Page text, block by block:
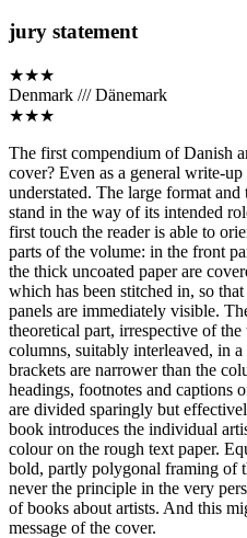
jury statement
★★★
Denmark /// Dänemark
★★★
The first compendium of Danish
cover? Even as a general write-
understated. The large format
stand in the way of its intended
first touch the reader is able to
parts of the volume: in the front
the thick uncoated paper are
which has been stitched in, so
panels are immediately visible.
theoretical part, irrespective of
columns, suitably interleaved, in
brackets are narrower than the
headings, footnotes and captions
are divided sparingly but
book introduces the individual
colour on the rough text paper.
bold, partly polygonal framing of
never the principle in the very
of books about artists. And this
message of the cover.